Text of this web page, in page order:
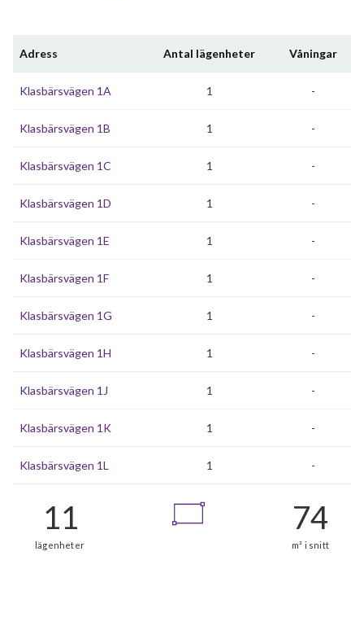
Adress Antal lägenheter Våningar
Klasbärsvägen 1A 1 -
Klasbärsvägen 1B 1 -
Klasbärsvägen 1C 1 -
Klasbärsvägen 1D 1 -
Klasbärsvägen 1E 1 -
Klasbärsvägen 1F 1 -
Klasbärsvägen 1G 1 -
Klasbärsvägen 1H 1 -
Klasbärsvägen 1J 1 -
Klasbärsvägen 1K 1 -
Klasbärsvägen 1L 1 -